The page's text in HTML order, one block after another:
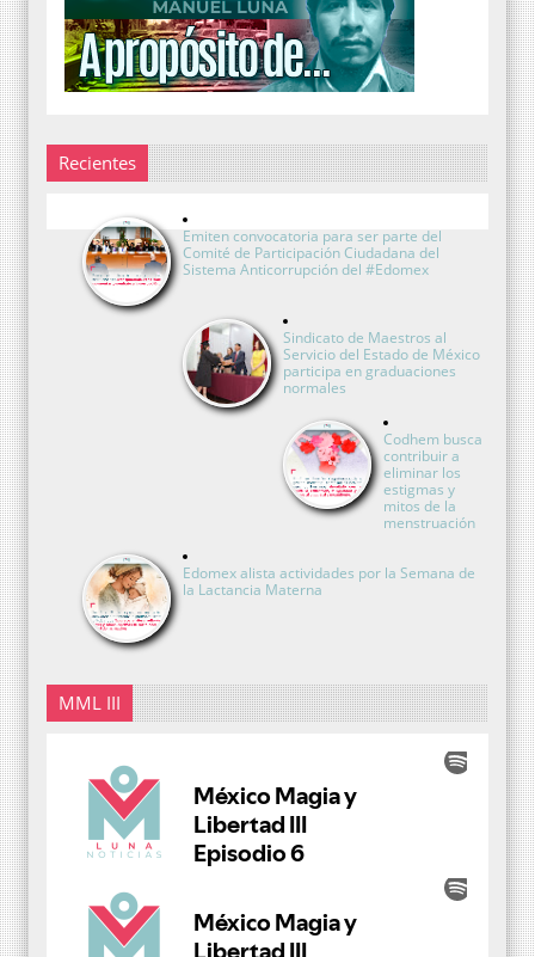
Recientes
Emiten convocatoria para ser parte del
Comité de Participación Ciudadana del
Sistema Anticorrupción del #Edomex
Sindicato de Maestros al
Servicio del Estado de México
participa en graduaciones
normales
Codhem busca
contribuir a
eliminar los
estigmas y
mitos de la
menstruación
Edomex alista actividades por la Semana de
la Lactancia Materna
MML III